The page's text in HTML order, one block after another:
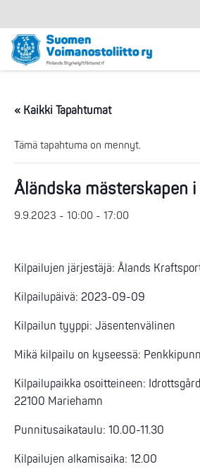
« Kaikki Tapahtumat
Tämä tapahtuma on mennyt.
Åländska mästerskapen
9.9.2023 - 10:00 - 17:00
Kilpailujen järjestäjä: Ålands
Kilpailupäivä: 2023-09-09
Kilpailun tyyppi: Jäsentenvälinen
Mikä kilpailu on kyseessä:
Kilpailupaikka osoitteineen:
22100 Mariehamn
Punnitusaikataulu: 10.00-11.30
Kilpailujen alkamisaika: 12.00